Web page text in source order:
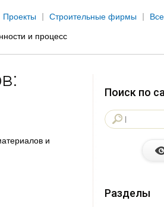
Проекты Строительные фирмы
и процесс
и
Поиск по
Разделы